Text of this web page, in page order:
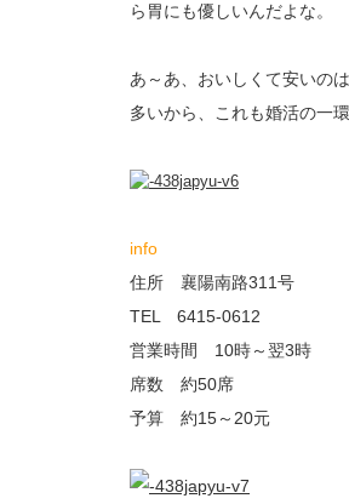
ら胃にも優しいんだよな。
あ～あ、おいしくて安いの
多いから、これも婚活の一
info
住所 襄陽南路311号
TEL 6415-0612
営業時間 10時～翌3時
席数 約50席
予算 約15～20元